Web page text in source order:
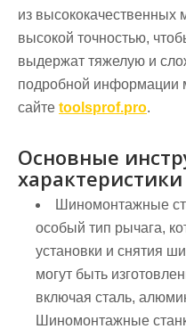
из высококачественных
высокой точностью,
выдержат тяжелую и
подробной информации
сайте toolsprof.pro.
Основные
характеристики
Шиномонтажные
особый тип рычага,
установки и снятия
могут быть
включая сталь,
Шиномонтажные